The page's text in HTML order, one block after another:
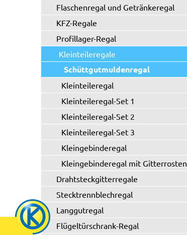
Flaschenregal und Getränkeregal
KFZ-Regale
Profillager-Regal
Kleinteileregale
Schüttgutmuldenregal
Kleinteileregal
Kleinteileregal-Set 1
Kleinteileregal-Set 2
Kleinteileregal-Set 3
Kleingebinderegal
Kleingebinderegal mit Gitterrosten
Drahtsteckgitterregale
Stecktrennblechregal
Langgutregal
Flügeltürschrank-Regal